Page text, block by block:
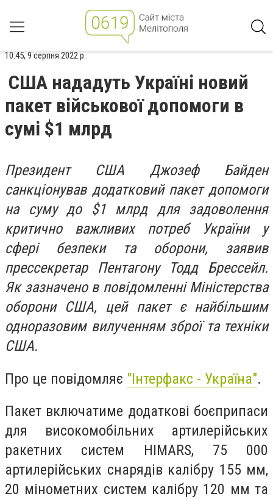
10:45, 9 серпня 2022 р.
США нададуть Україні новий
пакет військової допомоги в
сумі $1 млрд
Президент США Джозеф Байден
санкціонував додатковий пакет допомоги
на суму до $1 млрд для задоволення
критично важливих потреб України у
сфері безпеки та оборони, заявив
прессекретар Пентагону Тодд Брессейл.
Як зазначено в повідомленні Міністерства
оборони США, цей пакет є найбільшим
одноразовим вилученням зброї та техніки
США.
Про це повідомляє "Інтерфакс - Україна".
Пакет включатиме додаткові боєприпаси
для високомобільних артилерійських
ракетних систем HIMARS, 75 000
артилерійських снарядів калібру 155 мм,
20 мінометних систем калібру 120 мм та